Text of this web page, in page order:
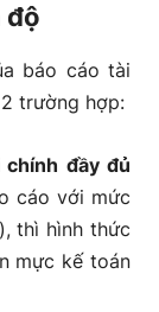
độ
báo cáo tài
trường hợp:
chính đầy đủ
cáo với mức
thì hình thức
mực kế toán